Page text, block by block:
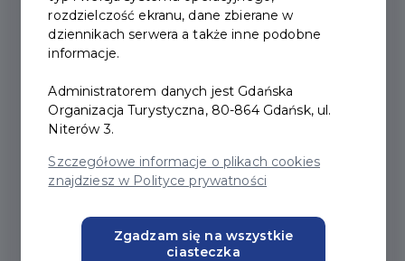
SMAKI GDAŃSKA –
POZNAJ MIASTO OD
rozdzielczość ekranu, dane zbierane w
dziennikach serwera a także inne podobne
informacje.
Administratorem danych jest Gdańska
Organizacja Turystyczna, 80-864 Gdańsk, ul.
Niterów 3.
Szczegółowe informacje o plikach cookies
znajdziesz w Polityce prywatności
Zgadzam się na wszystkie
ciasteczka